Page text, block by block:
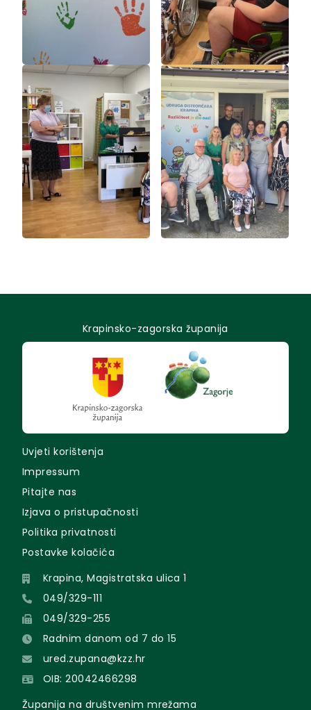
Krapinsko-zagorska županija
Uvjeti korištenja
Impressum
Pitajte nas
Izjava o pristupačnosti
Politika privatnosti
Postavke kolačića
Krapina, Magistratska ulica 1
049/329-111
049/329-255
Radnim danom od 7 do 15
ured.zupana@kzz.hr
OIB: 20042466298
Županija na društvenim mrežama